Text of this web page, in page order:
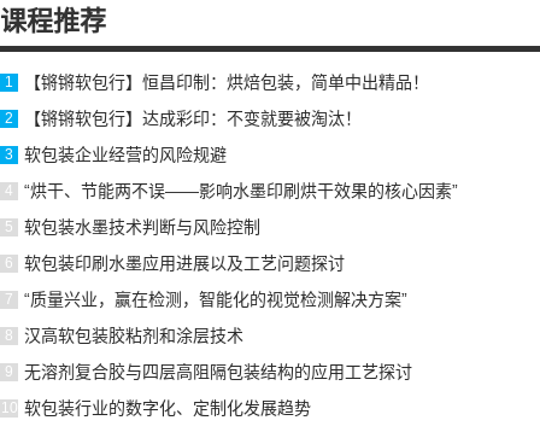
课程推荐
【锵锵软包行】恒昌印制：烘焙包装，简单中出精品！
【锵锵软包行】达成彩印：不变就要被淘汰！
软包装企业经营的风险规避
“烘干、节能两不误——影响水墨印刷烘干效果的核心因素”
软包装水墨技术判断与风险控制
软包装印刷水墨应用进展以及工艺问题探讨
“质量兴业，赢在检测，智能化的视觉检测解决方案”
汉高软包装胶粘剂和涂层技术
无溶剂复合胶与四层高阻隔包装结构的应用工艺探讨
软包装行业的数字化、定制化发展趋势